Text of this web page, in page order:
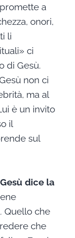
a
onori,
li
ci
di Gesù.
non ci
ma al
è un invito
il
sul
dice la
Quello che
che